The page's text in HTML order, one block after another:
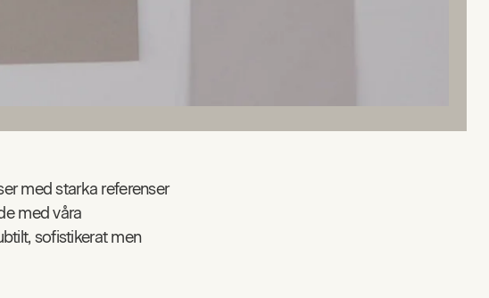
med starka referenser
med våra
sofistikerat men